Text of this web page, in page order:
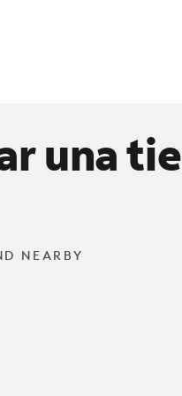
una
NEARBY